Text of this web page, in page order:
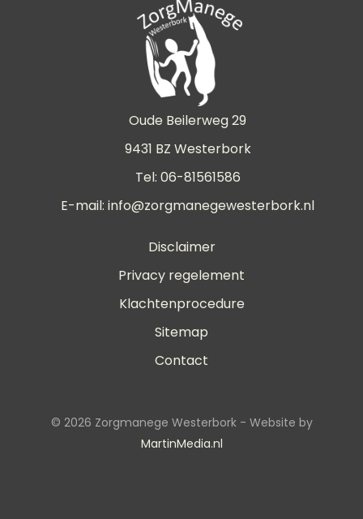
Oude Beilerweg 29
9431 BZ Westerbork
Tel: 06-81561586
E-mail: info@zorgmanegewesterbork.nl
Disclaimer
Privacy regelement
Klachtenprocedure
Sitemap
Contact
© 2026 Zorgmanege Westerbork - Website by
MartinMedia.nl